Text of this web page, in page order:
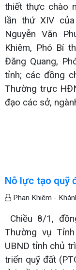
thiết thực chào
lần thứ XIV
Nguyễn Văn
Khiêm, Phó Bí
Đăng Quang,
tỉnh; các đồng
Thường trực
đạo các sở,
Nỗ lực tạo quỹ
Phan Khiêm -
Chiều 8/1,
Thường vụ
UBND tỉnh chủ
triển quỹ đất